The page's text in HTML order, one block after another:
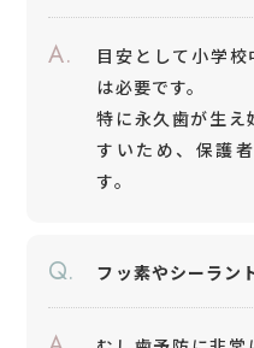
A.
目安として小学
は必要です。
特に永久歯が生え
すいため、保護
す。
Q. フッ素やシーラン